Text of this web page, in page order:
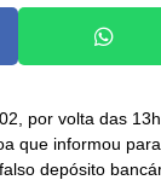
por volta das
que informou
depósito